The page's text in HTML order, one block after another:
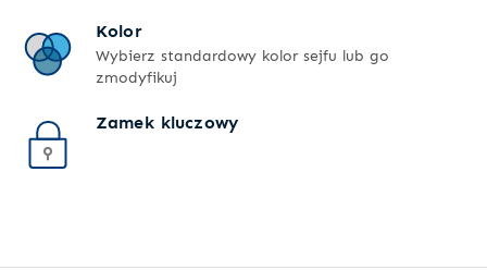
Kolor
Wybierz standardowy kolor sejfu lub go
zmodyfikuj
Zamek kluczowy